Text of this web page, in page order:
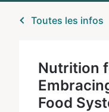
Toutes les infos
Nutrition
Food